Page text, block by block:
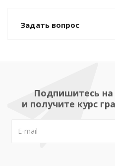
Задать вопрос
Подпишитесь
и получите курс